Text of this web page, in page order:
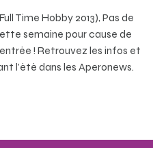
Time Hobby 2013), Pas de
semaine pour cause de
! Retrouvez les infos et
l’été dans les Aperonews.